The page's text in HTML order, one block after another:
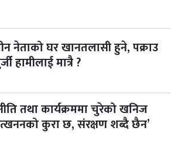
-Oct 20, 2026
२ महिना बाँकी
-Oct 21, 2026
व्रत २ महिना बाँकी
नेताको घर खानतलासी हुने, पक्राउ
हामीलाई मात्रै ?
तथा कार्यक्रममा चुरेको खनिज
कुरा छ, संरक्षण शब्दै छैन’